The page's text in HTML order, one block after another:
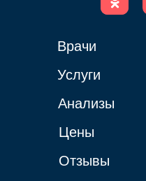
Услуги
Цены
Отзывы
Врачи
Анализы